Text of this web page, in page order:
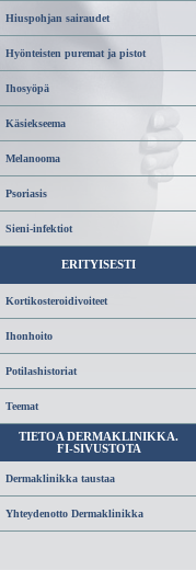
Hiuspohjan sairaudet
Hyönteisten puremat ja pistot
Ihosyöpä
Käsiekseema
Melanooma
Psoriasis
Sieni-infektiot
ERITYISESTI
Kortikosteroidivoiteet
Ihonhoito
Potilashistoriat
Teemat
TIETOA DERMAKLINIKKA.
FI-SIVUSTOTA
Dermaklinikka taustaa
Yhteydenotto Dermaklinikka